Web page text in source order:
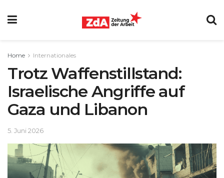
Home Internationales
Trotz Waffenstillstand:
Israelische Angriffe auf
Gaza und Libanon
5. Juni 2026